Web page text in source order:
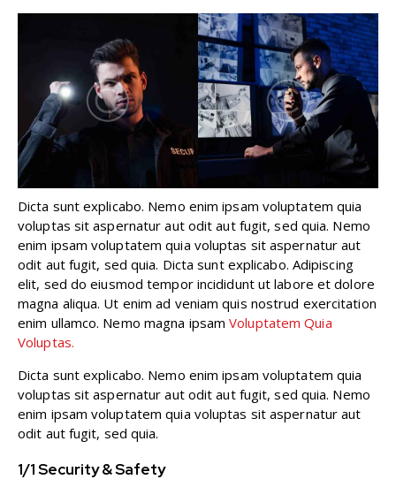
Dicta sunt explicabo. Nemo enim ipsam voluptatem quia
voluptas sit aspernatur aut odit aut fugit, sed quia. Nemo
enim ipsam voluptatem quia voluptas sit aspernatur aut
odit aut fugit, sed quia. Dicta sunt explicabo. Adipiscing
elit, sed do eiusmod tempor incididunt ut labore et dolore
magna aliqua. Ut enim ad veniam quis nostrud exercitation
enim ullamco. Nemo magna ipsamVoluptatem Quia
Voluptas.
Dicta sunt explicabo. Nemo enim ipsam voluptatem quia
voluptas sit aspernatur aut odit aut fugit, sed quia. Nemo
enim ipsam voluptatem quia voluptas sit aspernatur aut
odit aut fugit, sed quia.
1/1 Security & Safety